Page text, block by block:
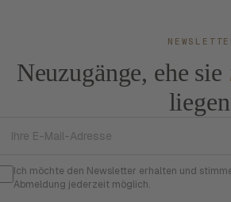
Neuzugänge, ehe sie
Ich möchte den Newsletter erhalten und
Abmeldung jederzeit möglich.